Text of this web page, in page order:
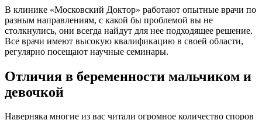
В клинике «Московский Доктор» работают опытные врачи по
разным направлениям, с какой бы проблемой вы не
столкнулись, они всегда найдут для нее подходящее решение.
Все врачи имеют высокую квалификацию в своей области,
регулярно посещают научные семинары.
Отличия в беременности мальчиком и
девочкой
Наверняка многие из вас читали огромное количество споров